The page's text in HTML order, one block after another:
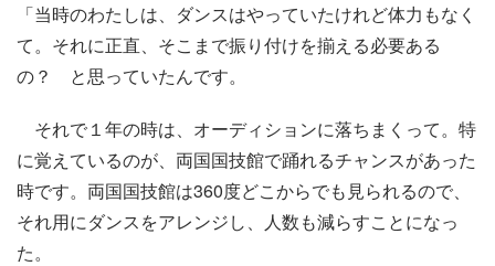
「当時のわたしは、ダンスはやっていたけれど体力もなく
て。それに正直、そこまで振り付けを揃える必要ある
の？ と思っていたんです。
それで１年の時は、オーディションに落ちまくって。特
に覚えているのが、両国国技館で踊れるチャンスがあった
時です。両国国技館は360度どこからでも見られるので、
それ用にダンスをアレンジし、人数も減らすことになっ
た。